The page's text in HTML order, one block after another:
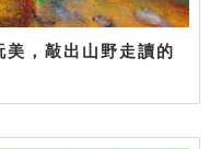
美，敲出山野走讀的